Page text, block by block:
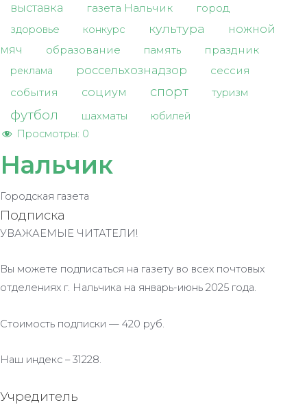
выставка газета Нальчик город
здоровье конкурс культура
ножной
мяч
образование память праздник
реклама россельхознадзор
сессия
события
социум спорт туризм
футбол шахматы
юбилей
Просмотры: 0
Нальчик
Городская газета
Подписка
УВАЖАЕМЫЕ ЧИТАТЕЛИ!
Вы можете подписаться на газету во всех почтовых
отделениях г. Нальчика на январь-июнь 2025 года.
Стоимость подписки — 420 руб.
Наш индекс – 31228.
Учредитель